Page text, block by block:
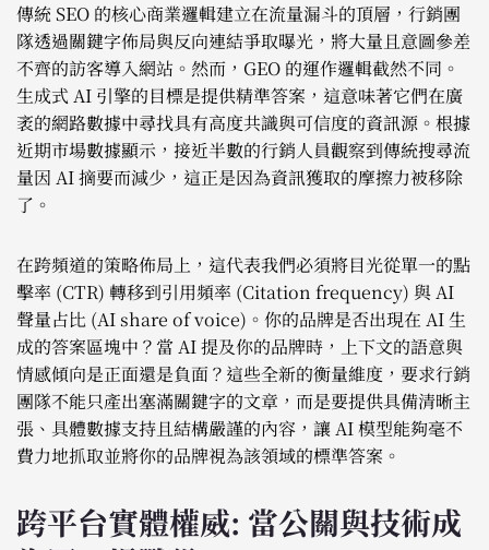
傳統 SEO 的核心商業邏輯建立在流量漏斗的頂層，行銷團
隊透過關鍵字佈局與反向連結爭取曝光，將大量且意圖參差
不齊的訪客導入網站。然而，GEO 的運作邏輯截然不同。
生成式 AI 引擎的目標是提供精準答案，這意味著它們在廣
袤的網路數據中尋找具有高度共識與可信度的資訊源。根據
近期市場數據顯示，接近半數的行銷人員觀察到傳統搜尋流
量因 AI 摘要而減少，這正是因為資訊獲取的摩擦力被移除
了。
在跨頻道的策略佈局上，這代表我們必須將目光從單一的點
擊率 (CTR) 轉移到引用頻率 (Citation frequency) 與 AI
聲量占比 (AI share of voice)。你的品牌是否出現在 AI 生
成的答案區塊中？當 AI 提及你的品牌時，上下文的語意與
情感傾向是正面還是負面？這些全新的衡量維度，要求行銷
團隊不能只產出塞滿關鍵字的文章，而是要提供具備清晰主
張、具體數據支持且結構嚴謹的內容，讓 AI 模型能夠毫不
費力地抓取並將你的品牌視為該領域的標準答案。
跨平台實體權威: 當公關與技術成